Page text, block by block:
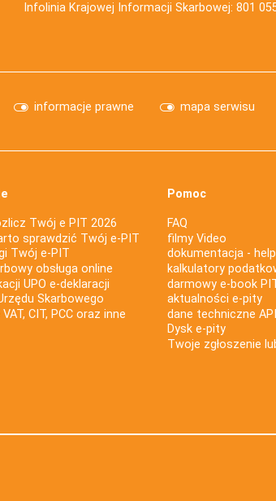
Infolinia Krajowej Informacji Skarbowej: 801
informacje prawne mapa serwisu
Twój e PIT 2026
sprawdzić Twój e-PIT
Twój e-PIT
obsługa online
UPO e-deklaracji
Skarbowego
CIT, PCC oraz inne
Pomoc
FAQ
filmy Video
dokumentacja - help
kalkulatory
darmowy e-book
aktualności e-pity
dane techniczne
Dysk e-pity
Twoje zgłoszenie